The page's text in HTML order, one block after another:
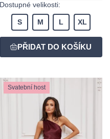
Dostupné velikosti:
S M L XL
Svatební host